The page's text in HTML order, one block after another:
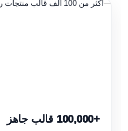
+100,000 قالب جاهز